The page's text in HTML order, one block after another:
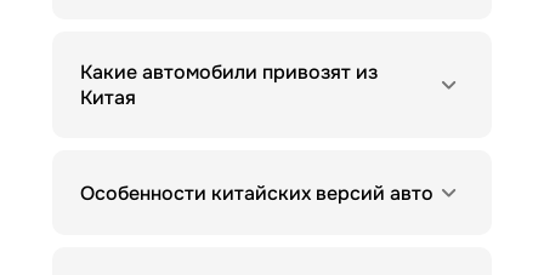
Какие автомобили привозят из
Китая
Особенности китайских версий авто